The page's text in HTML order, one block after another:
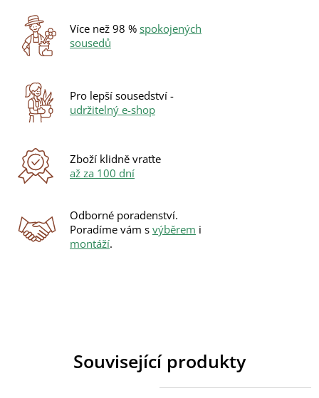
Více než 98 % spokojených
sousedů
Pro lepší sousedství -
udržitelný e-shop
Zboží klidně vraťte
až za 100 dní
Odborné poradenství.
Poradíme vám s výběrem i
montáží.
Související produkty